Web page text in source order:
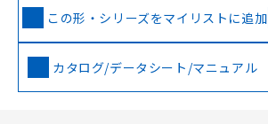
この形・シリーズをマイリストに追加
カタログ/データシート/マニュアル